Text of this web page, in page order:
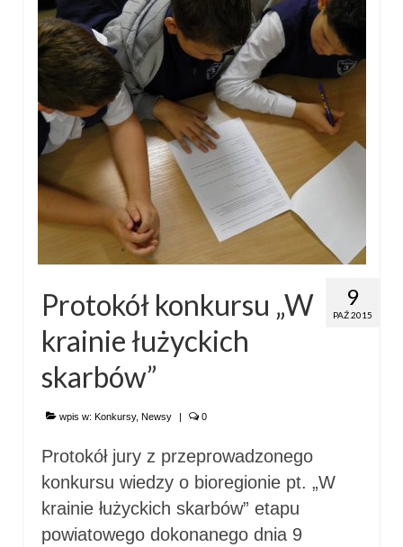
9
PAŹ 2015
Protokół konkursu „W
krainie łużyckich
skarbów”
wpis w: Konkursy, Newsy | 0
Protokół jury z przeprowadzonego
konkursu wiedzy o bioregionie pt. „W
krainie łużyckich skarbów” etapu
powiatowego dokonanego dnia 9